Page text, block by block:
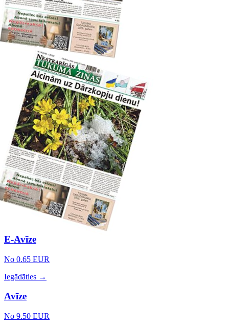
E-Avīze
No 0.65 EUR
Iegādāties →
Avīze
No 9.50 EUR